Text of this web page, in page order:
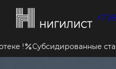
ставки по
+7